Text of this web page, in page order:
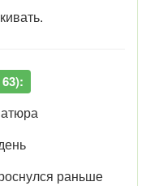
раньше